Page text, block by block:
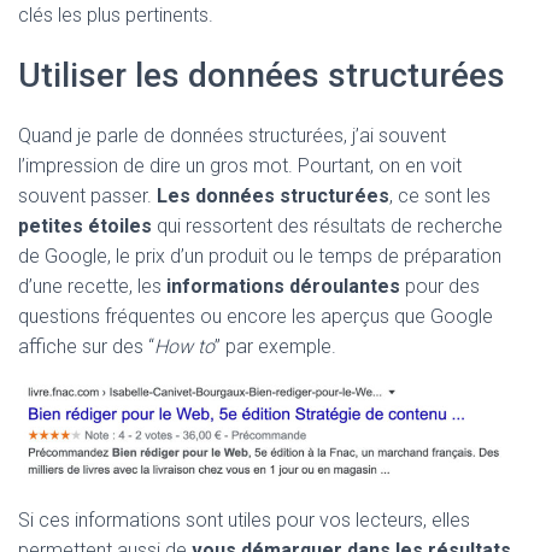
clés les plus pertinents.
Utiliser les données structurées
Quand je parle de données structurées, j’ai souvent
l’impression de dire un gros mot. Pourtant, on en voit
souvent passer. Les données structurées, ce sont les
petites étoiles qui ressortent des résultats de recherche
de Google, le prix d’un produit ou le temps de préparation
d’une recette, les informations déroulantes pour des
questions fréquentes ou encore les aperçus que Google
affiche sur des “How to” par exemple.
Si ces informations sont utiles pour vos lecteurs, elles